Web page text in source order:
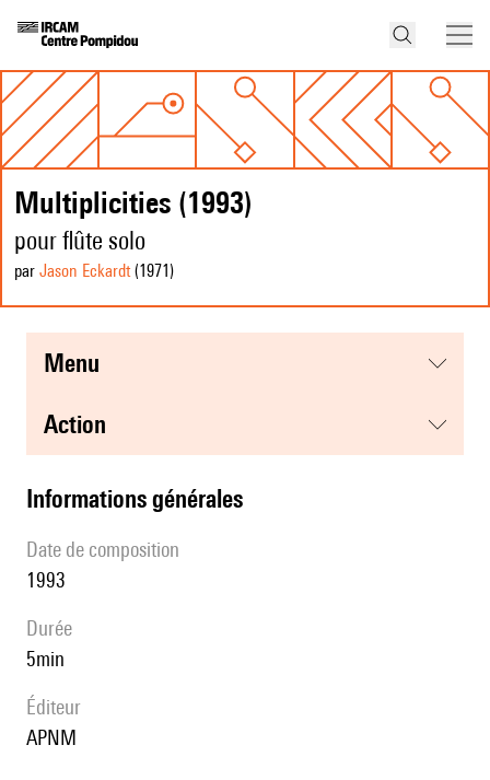
Multiplicities (1993)
pour flûte solo
par Jason Eckardt(1971 )
menu
action
informations générales
date de composition
1993
durée
5min
éditeur
APNM